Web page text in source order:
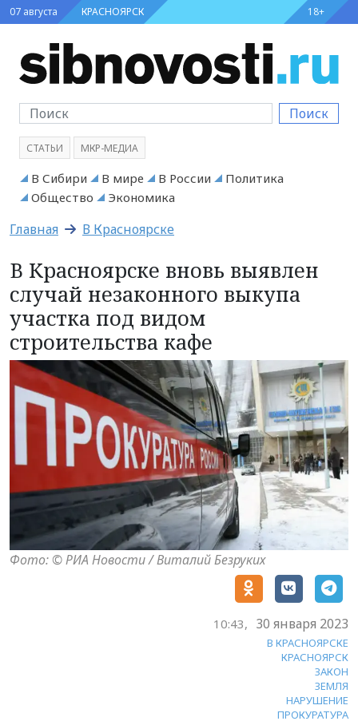
07 августа КРАСНОЯРСК 18+
Поиск
СТАТЬИ МКР-МЕДИА
В Сибири В мире В России
Политика
Общество
Экономика
Главная В Красноярске
В Красноярске вновь выявлен
случай незаконного выкупа
участка под видом
строительства кафе
Фото: © РИА Новости / Виталий Безруких
10:43, 30 января 2023
В КРАСНОЯРСКЕ
КРАСНОЯРСК
ЗАКОН
ЗЕМЛЯ
НАРУШЕНИЕ
ПРОКУРАТУРА